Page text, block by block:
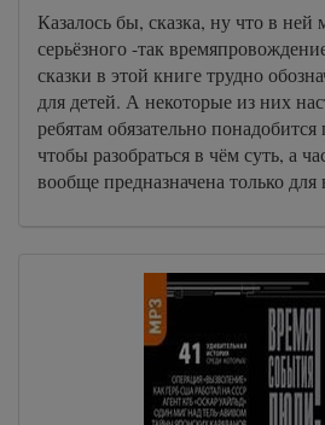
A-Book/01_ot_Matfeya/000075
A-Book/01_ot_Matfeya/000076
A-Book/01_ot_Matfeya/000077
A-Book/01_ot_Matfeya/000078
A-Book/01_ot_Matfeya/000079
A-Book/01_ot_Matfeya/000082
A-Book/01_ot_Matfeya/000083
A-Book/01_ot_Matfeya/000084
A-Book/01_ot_Matfeya/000085
Казалось бы, сказка, ну что в ней
серьёзного -так
сказки в этой книге трудно
для детей. А некоторые из них
ребятам обязательно
чтобы разобраться в чём суть, а
вообще предназначена только для